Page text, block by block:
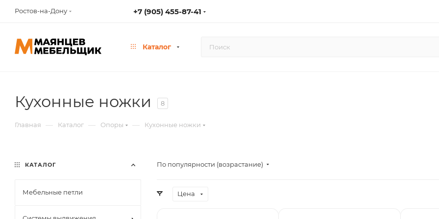
Ростов-на-Дону +7 (905) 455-87-41
Каталог
Кухонные ножки 8
Главная — Каталог — Опоры — Кухонные ножки
По популярности (возрастание)
Цена
КАТАЛОГ
Мебельные петли